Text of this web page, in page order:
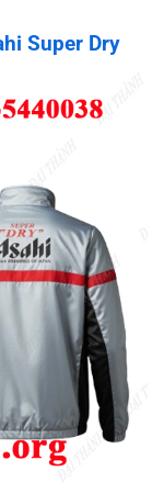
Super Dry